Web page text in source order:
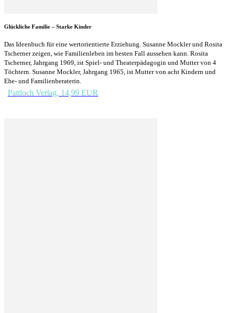
Glückliche Familie – Starke Kinder
Das Ideenbuch für eine wertorientierte Erziehung. Susanne Mockler und Rosita
Tscherner zeigen, wie Familienleben im besten Fall aussehen kann. Rosita
Tscherner, Jahrgang 1969, ist Spiel- und Theaterpädagogin und Mutter von 4
Töchtern. Susanne Mockler, Jahrgang 1965, ist Mutter von acht Kindern und
Ehe- und Familienberaterin.
Pattloch Verlag, 14,99 EUR